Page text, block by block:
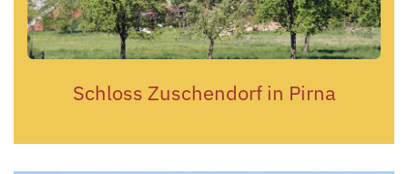
Schloss Zuschendorf in Pirna